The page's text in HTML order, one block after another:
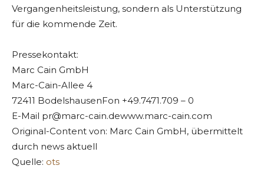
Vergangenheitsleistung, sondern als Unterstützung
für die kommende Zeit.
Pressekontakt:
Marc Cain GmbH
Marc-Cain-Allee 4
72411 BodelshausenFon +49.7471.709 – 0
E-Mail pr@marc-cain.dewww.marc-cain.com
Original-Content von: Marc Cain GmbH, übermittelt
durch news aktuell
Quelle: ots